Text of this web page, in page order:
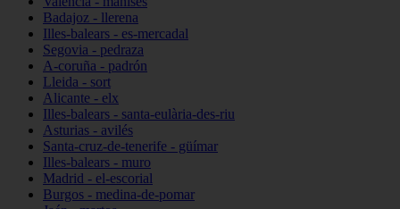
Badajoz - llerena
Illes-balears - es-mercadal
Segovia - pedraza
A-coruña - padrón
Lleida - sort
Alicante - elx
Illes-balears - santa-eulària-des-riu
Asturias - avilés
Santa-cruz-de-tenerife - güímar
Illes-balears - muro
Madrid - el-escorial
Burgos - medina-de-pomar